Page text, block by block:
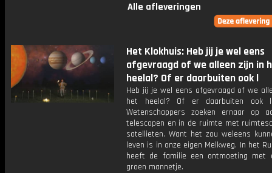
Alle afleveringen
Het Klokhuis: Heb jij je wel eens
afgevraagd of we alleen zijn in
heelal? Of er daarbuiten ook l
Heb jij je wel eens afgevraagd of we
het heelal? Of er daarbuiten ook
Wetenschappers zoeken ernaar op
telescopen en in de ruimte met
satellieten. Want het zou weleens
leven is in onze eigen Melkweg. In het
heeft de familie een ontmoeting met
groen mannetje.